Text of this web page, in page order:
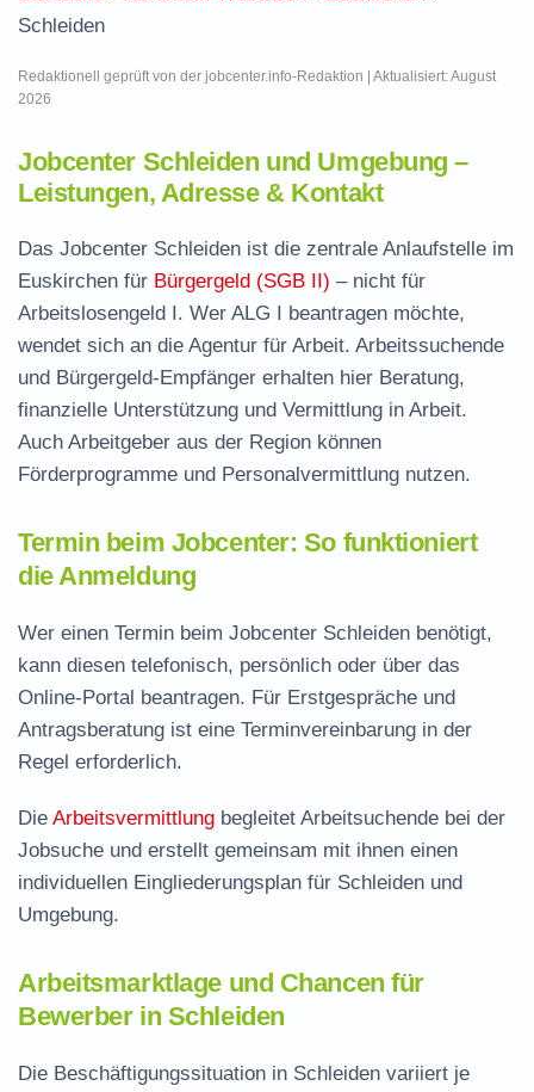
Schleiden
Redaktionell geprüft von der jobcenter.info-Redaktion | Aktualisiert: August
2026
Jobcenter Schleiden und Umgebung –
Leistungen, Adresse & Kontakt
Das Jobcenter Schleiden ist die zentrale Anlaufstelle im
Euskirchen für Bürgergeld (SGB II) – nicht für
Arbeitslosengeld I. Wer ALG I beantragen möchte,
wendet sich an die Agentur für Arbeit. Arbeitssuchende
und Bürgergeld-Empfänger erhalten hier Beratung,
finanzielle Unterstützung und Vermittlung in Arbeit.
Auch Arbeitgeber aus der Region können
Förderprogramme und Personalvermittlung nutzen.
Termin beim Jobcenter: So funktioniert
die Anmeldung
Wer einen Termin beim Jobcenter Schleiden benötigt,
kann diesen telefonisch, persönlich oder über das
Online-Portal beantragen. Für Erstgespräche und
Antragsberatung ist eine Terminvereinbarung in der
Regel erforderlich.
Die Arbeitsvermittlung begleitet Arbeitsuchende bei der
Jobsuche und erstellt gemeinsam mit ihnen einen
individuellen Eingliederungsplan für Schleiden und
Umgebung.
Arbeitsmarktlage und Chancen für
Bewerber in Schleiden
Die Beschäftigungssituation in Schleiden variiert je